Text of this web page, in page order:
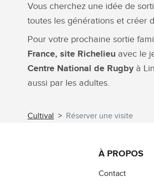
Vous cherchez une idée de
toutes les générations et créer
Pour votre prochaine sortie
France, site Richelieu avec le
Centre National de Rugbyà
aussi par les adultes.
Cultival Réserver une visite
À PROPOS
Contact